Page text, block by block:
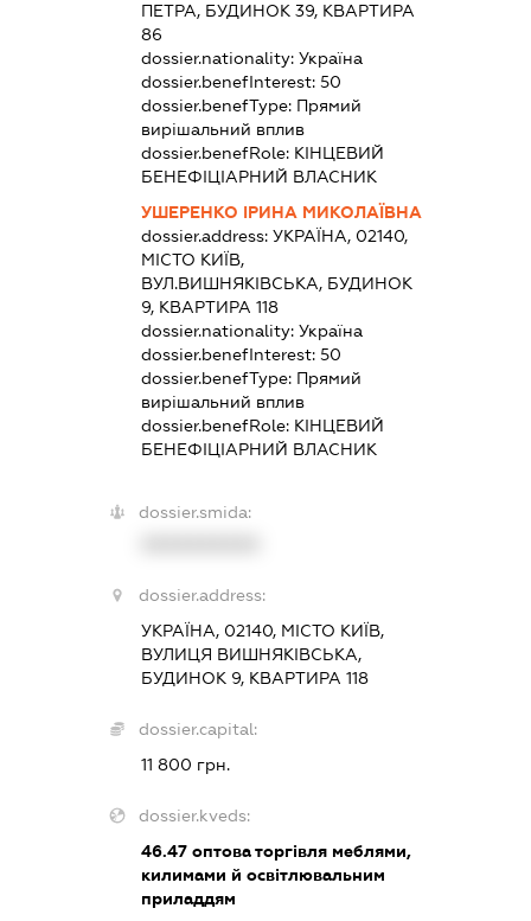
ПЕТРА, БУДИНОК 39, КВАРТИРА
86
dossier.nationality: Україна
dossier.benefInterest: 50
dossier.benefType: Прямий
вирішальний вплив
dossier.benefRole: КІНЦЕВИЙ
БЕНЕФІЦІАРНИЙ ВЛАСНИК
УШЕРЕНКО ІРИНА МИКОЛАЇВНА
dossier.address: УКРАЇНА, 02140,
МІСТО КИЇВ,
ВУЛ.ВИШНЯКІВСЬКА, БУДИНОК
9, КВАРТИРА 118
dossier.nationality: Україна
dossier.benefInterest: 50
dossier.benefType: Прямий
вирішальний вплив
dossier.benefRole: КІНЦЕВИЙ
БЕНЕФІЦІАРНИЙ ВЛАСНИК
dossier.smida:
dossier.address:
УКРАЇНА, 02140, МІСТО КИЇВ,
ВУЛИЦЯ ВИШНЯКІВСЬКА,
БУДИНОК 9, КВАРТИРА 118
dossier.capital:
11 800 грн.
dossier.kveds:
46.47оптова торгівля меблями,
килимами й освітлювальним
приладдям